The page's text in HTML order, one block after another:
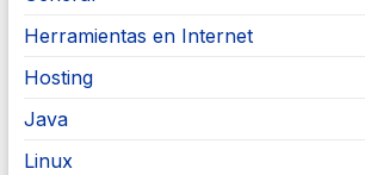
Herramientas en Internet
Hosting
Java
Linux